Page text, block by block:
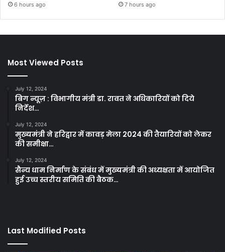
6 hours ago 7 hours ago
Most Viewed Posts
July 12, 2024
बिग न्यूज़ : विभागीय मंत्री डा. रावत ने अधिकारियों को दिये
निर्देश…
July 12, 2024
मुख्यमंत्री ने हरिद्वार में कावड़ मेला 2024 की तैयारियों को लेकर
की समीक्षा…
July 12, 2024
सैन्य धाम निर्माण के संबंध में मुख्यमंत्री की अध्यक्षता में आयोजित
हुई उच्च स्तरीय समिति की बैठक…
Last Modified Posts